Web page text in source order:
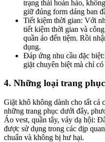
trạng thái hoàn hảo,
giữ đúng form dáng ban
Tiết kiệm thời gian: Với
tiết kiệm thời gian và
quần áo đến tiệm. Rồi
dụng.
Đáp ứng nhu cầu đặc
giặt chuyên biệt mà chỉ
4. Những loại trang
Giặt khô không dành cho tất cả
những trang phục dưới đây,
Áo vest, quần tây, váy dạ hội:
được sử dụng trong các dịp
chuẩn và không bị hư hại.